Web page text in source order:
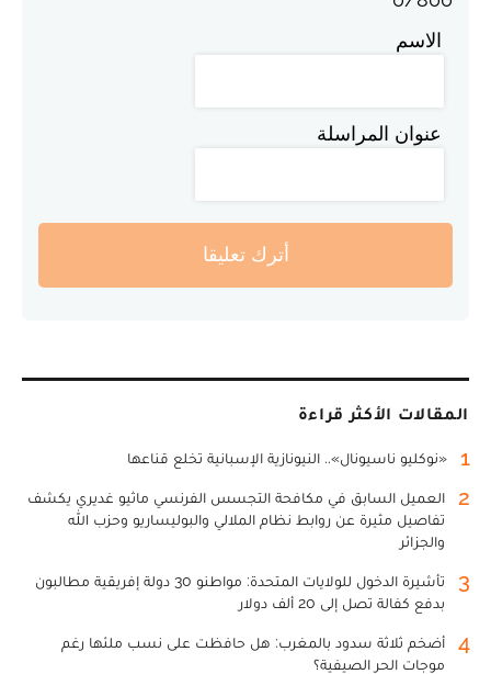
الاسم
عنوان المراسلة
أترك تعليقا
المقالات الأكثر قراءة
1 «نوكليو ناسيونال».. النيونازية الإسبانية تخلع قناعها
2
العميل السابق في مكافحة التجسس الفرنسي ماثيو غديري يكشف
تفاصيل مثيرة عن روابط نظام الملالي والبوليساريو وحزب الله
والجزائر
3
تأشيرة الدخول للولايات المتحدة: مواطنو 30 دولة إفريقية مطالبون
بدفع كفالة تصل إلى 20 ألف دولار
4
أضخم ثلاثة سدود بالمغرب: هل حافظت على نسب ملئها رغم
موجات الحر الصيفية؟